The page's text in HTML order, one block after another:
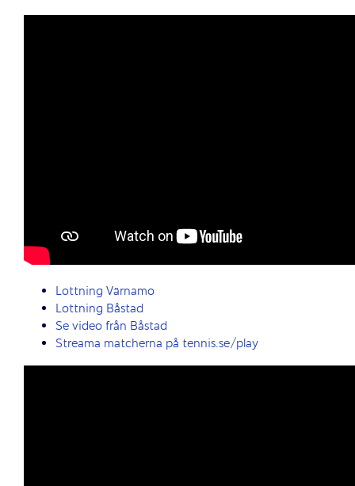
Lottning Värnamo
Lottning Båstad
Se video från Båstad
Streama matcherna på tennis.se/play